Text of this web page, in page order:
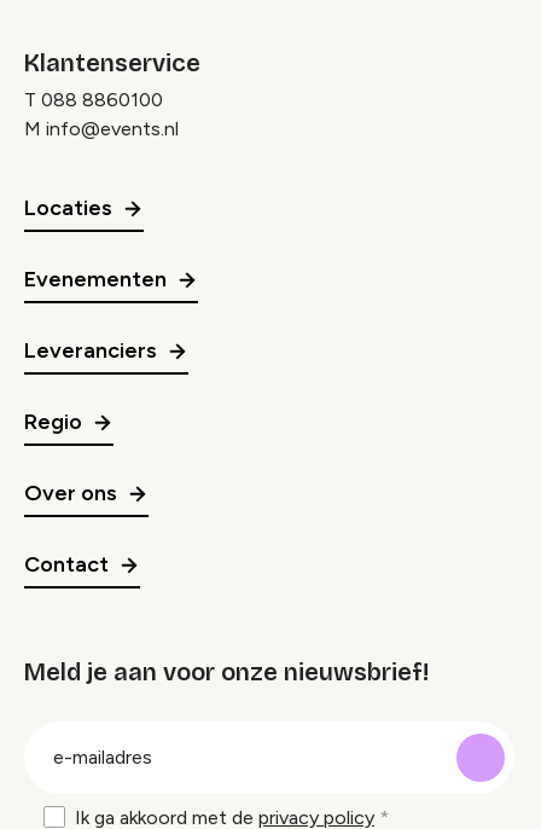
Klantenservice
T 088 8860100
M info@events.nl
Locaties
Evenementen
Leveranciers
Regio
Over ons
Contact
Meld je aan voor onze nieuwsbrief!
Ik ga akkoord met de privacy policy